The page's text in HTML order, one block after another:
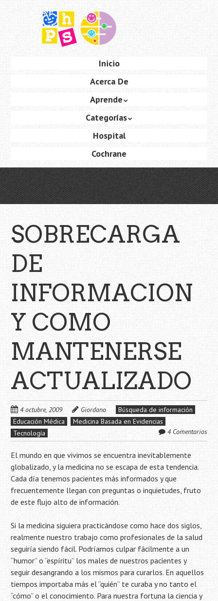
principal
Inicio
Acerca De
Aprende
Categorías
Hospital
Cochrane
SOBRECARGA
DE
INFORMACION
Y COMO
MANTENERSE
ACTUALIZADO
4 octubre, 2009 Giordano
Búsqueda de información
Educación Médica
Medicina Basada en Evidencias
Tecnología
4 Comentarios
El mundo en que vivimos se encuentra inevitablemente
globalizado, y la medicina no se escapa de esta tendencia.
Cada día tenemos pacientes más informados y que
frecuentemente llegan con preguntas o inquietudes, fruto
de este flujo alto de información.
Si la medicina siguiera practicándose como hace dos siglos,
realmente nuestro trabajo como profesionales de la salud
seguiría siendo fácil. Podríamos culpar fácilmente a un
“humor” o “espíritu” los males de nuestros pacientes y
seguir desangrando a los mismos para curarlos. En aquellos
tiempos importaba más el “quién” te curaba y no tanto el
“cómo” o el conocimiento. Para nuestra fortuna la ciencia y